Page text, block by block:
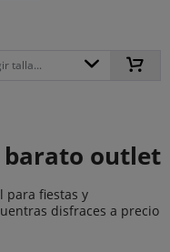
talla...
barato outlet
para fiestas y
disfraces a precio